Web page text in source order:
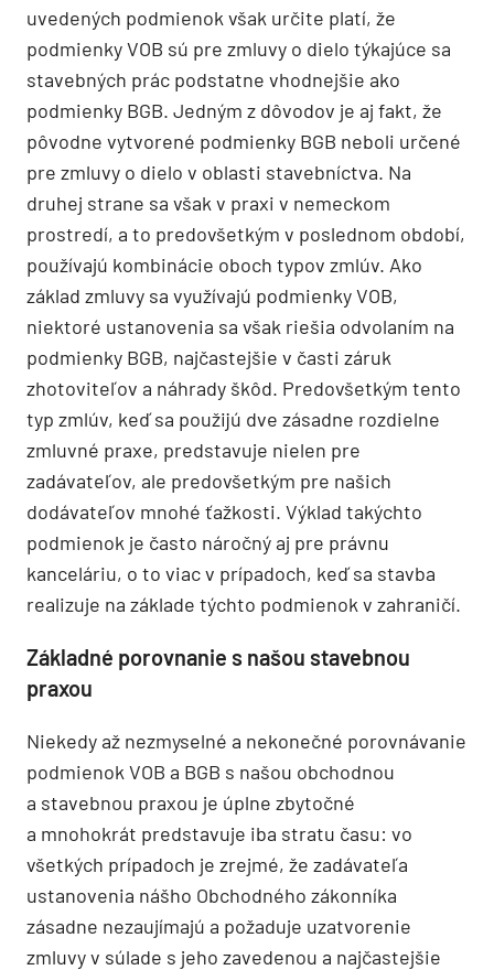
uvedených podmienok však určite platí, že
podmienky VOB sú pre zmluvy o dielo týkajúce sa
stavebných prác podstatne vhodnejšie ako
podmienky BGB. Jedným z dôvodov je aj fakt, že
pôvodne vytvorené podmienky BGB neboli určené
pre zmluvy o dielo v oblasti stavebníctva. Na
druhej strane sa však v praxi v nemeckom
prostredí, a to predovšetkým v poslednom období,
používajú kombinácie oboch typov zmlúv. Ako
základ zmluvy sa využívajú podmienky VOB,
niektoré ustanovenia sa však riešia odvolaním na
podmienky BGB, najčastejšie v časti záruk
zhotoviteľov a náhrady škôd. Predovšetkým tento
typ zmlúv, keď sa použijú dve zásadne rozdielne
zmluvné praxe, predstavuje nielen pre
zadávateľov, ale predovšetkým pre našich
dodávateľov mnohé ťažkosti. Výklad takýchto
podmienok je často náročný aj pre právnu
kanceláriu, o to viac v prípadoch, keď sa stavba
realizuje na základe týchto podmienok v zahraničí.
Základné porovnanie s našou stavebnou
praxou
Niekedy až nezmyselné a nekonečné porovnávanie
podmienok VOB a BGB s našou obchodnou
a stavebnou praxou je úplne zbytočné
a mnohokrát predstavuje iba stratu času: vo
všetkých prípadoch je zrejmé, že zadávateľa
ustanovenia nášho Obchodného zákonníka
zásadne nezaujímajú a požaduje uzatvorenie
zmluvy v súlade s jeho zavedenou a najčastejšie